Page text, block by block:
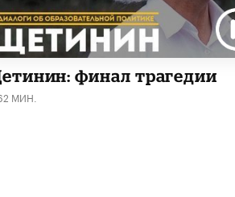
Рособрнадзор ответил на жалобы
школьников на ошибки в ЕГЭ по
русскому
финал трагедии
МИН.